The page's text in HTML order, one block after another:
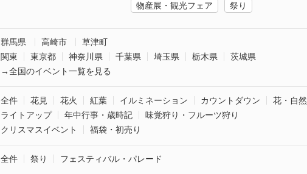
物産展・観光フェア
祭り
群馬県 高崎市
草津町
関東
東京都 神奈川県 千葉県 埼玉県 栃木県
茨城県
→全国のイベント一覧を見る
全件 花見 花火 紅葉 イルミネーション カウントダウン
花・自然
ライトアップ
年中行事・歳時記
味覚狩り・フルーツ狩り
クリスマスイベント
福袋・初売り
全件 祭り フェスティバル・パレード